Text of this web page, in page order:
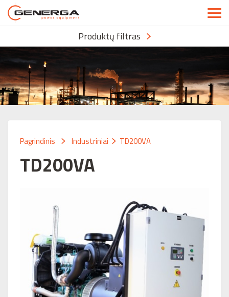
Produktų filtras
Pagrindinis Industriniai TD200VA
TD200VA